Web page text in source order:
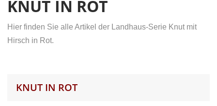
KNUT IN ROT
KNUT IN ROT
Hier finden Sie alle Artikel der Landhaus-Serie Knut mit
Hirsch in Rot.